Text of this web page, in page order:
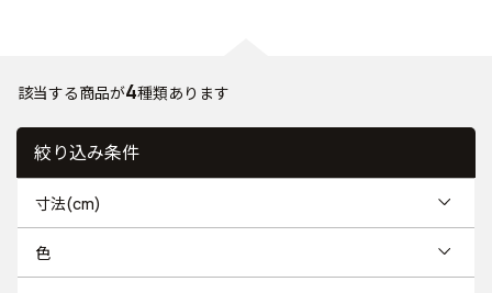
該当する商品が4種類あります
絞り込み条件
寸法(cm)
色